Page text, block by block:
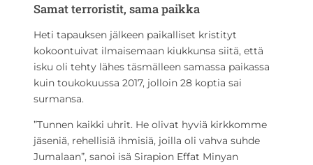
Samat terroristit, sama paikka
Heti tapauksen jälkeen paikalliset kristityt
kokoontuivat ilmaisemaan kiukkunsa siitä, että
isku oli tehty lähes täsmälleen samassa paikassa
kuin toukokuussa 2017, jolloin 28 koptia sai
surmansa.
”Tunnen kaikki uhrit. He olivat hyviä kirkkomme
jäseniä, rehellisiä ihmisiä, joilla oli vahva suhde
Jumalaan”, sanoi isä Sirapion Effat Minyan